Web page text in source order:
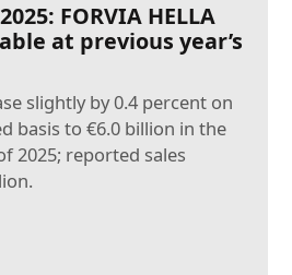
FORVIA HELLA
at previous year’s
slightly by 0.4 percent on
basis to €6.0 billion in the
2025; reported sales